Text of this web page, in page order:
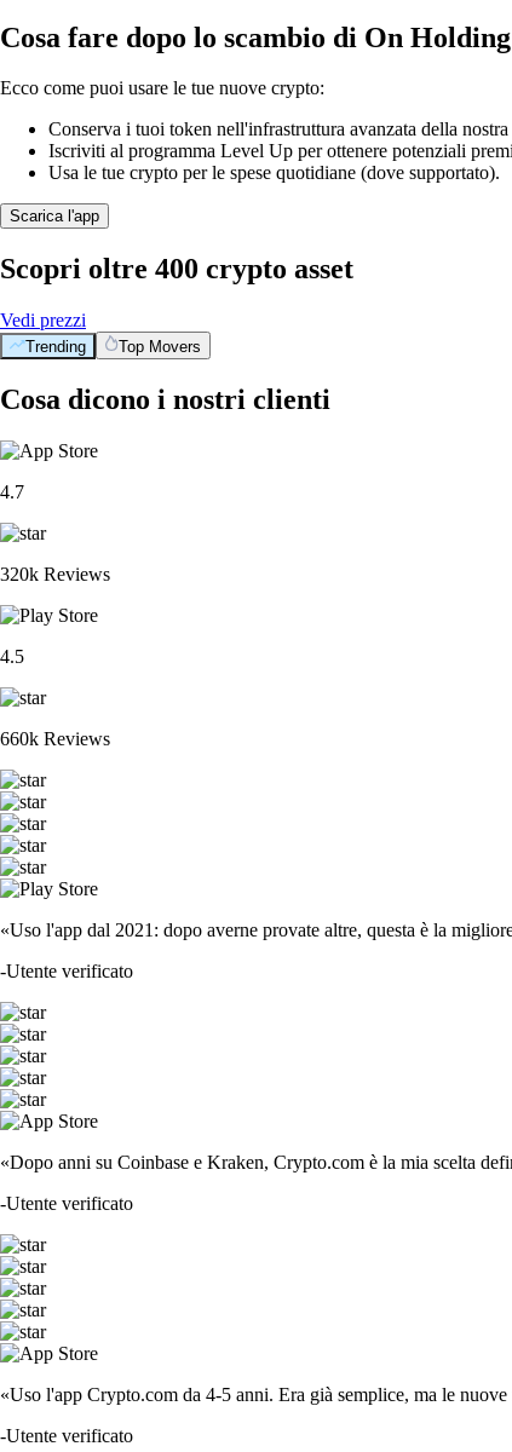
Cosa fare dopo lo scambio di On
Ecco come puoi usare le tue nuove crypto:
Conserva i tuoi token nell'infrastruttura avanzata della nostra
Iscriviti al programma Level Up per ottenere potenziali
Usa le tue crypto per le spese quotidiane (dove supportato).
Scarica l'app
Scopri oltre 400 crypto asset
Vedi prezzi
Trending Top Movers
Cosa dicono i nostri clienti
4.7
320k Reviews
4.5
660k Reviews
«Uso l'app dal 2021: dopo averne provate altre, questa è la
-Utente verificato
«Dopo anni su Coinbase e Kraken, Crypto.com è la mia scelta
-Utente verificato
«Uso l'app Crypto.com da 4-5 anni. Era già semplice, ma le
-Utente verificato